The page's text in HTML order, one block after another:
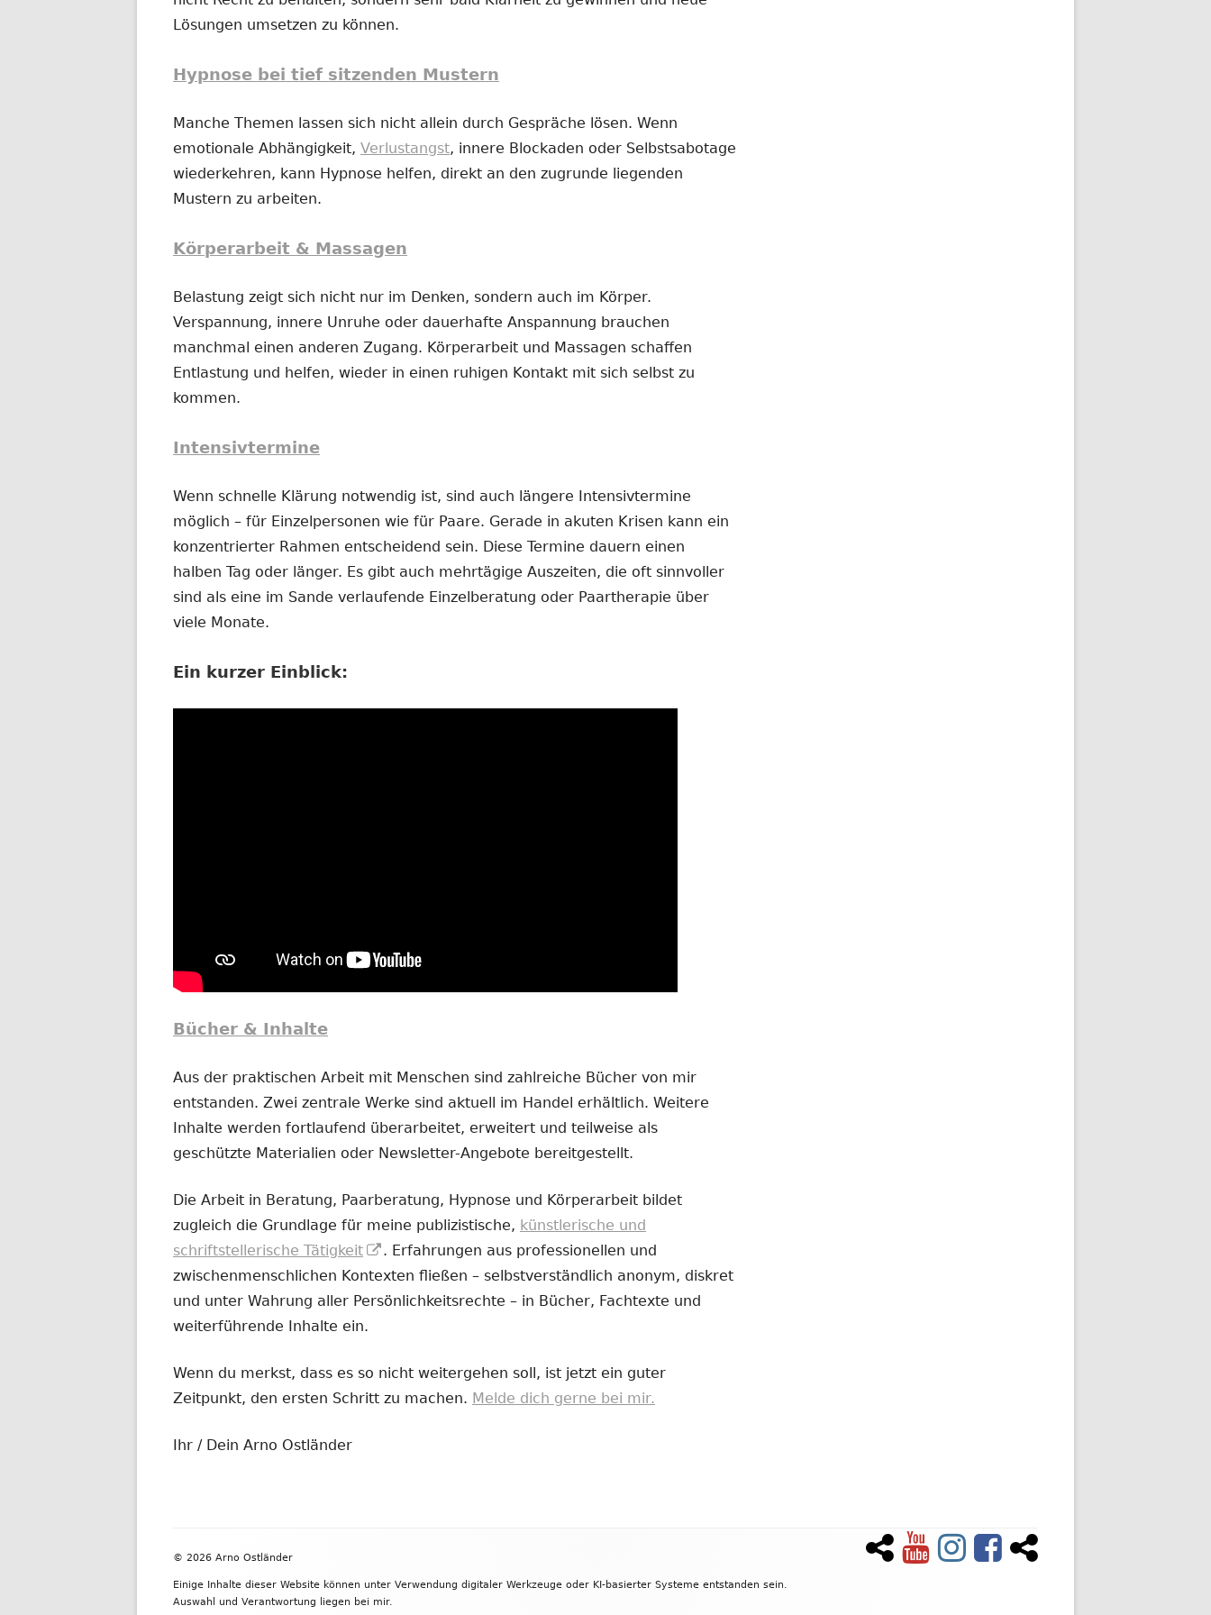
Lösungen umsetzen zu können.
Hypnose bei tief sitzenden Mustern
Manche Themen lassen sich nicht allein durch Gespräche lösen. Wenn
emotionale Abhängigkeit, Verlustangst, innere Blockaden oder Selbstsabotage
wiederkehren, kann Hypnose helfen, direkt an den zugrunde liegenden
Mustern zu arbeiten.
Körperarbeit & Massagen
Belastung zeigt sich nicht nur im Denken, sondern auch im Körper.
Verspannung, innere Unruhe oder dauerhafte Anspannung brauchen
manchmal einen anderen Zugang. Körperarbeit und Massagen schaffen
Entlastung und helfen, wieder in einen ruhigen Kontakt mit sich selbst zu
kommen.
Intensivtermine
Wenn schnelle Klärung notwendig ist, sind auch längere Intensivtermine
möglich – für Einzelpersonen wie für Paare. Gerade in akuten Krisen kann ein
konzentrierter Rahmen entscheidend sein. Diese Termine dauern einen
halben Tag oder länger. Es gibt auch mehrtägige Auszeiten, die oft sinnvoller
sind als eine im Sande verlaufende Einzelberatung oder Paartherapie über
viele Monate.
Ein kurzer Einblick:
Bücher & Inhalte
Aus der praktischen Arbeit mit Menschen sind zahlreiche Bücher von mir
entstanden. Zwei zentrale Werke sind aktuell im Handel erhältlich. Weitere
Inhalte werden fortlaufend überarbeitet, erweitert und teilweise als
geschützte Materialien oder Newsletter-Angebote bereitgestellt.
Die Arbeit in Beratung, Paarberatung, Hypnose und Körperarbeit bildet
zugleich die Grundlage für meine publizistische, künstlerische und
schriftstellerische Tätigkeit
In
neuem
Fenster
. Erfahrungen aus professionellen und
zwischenmenschlichen Kontexten fließen – selbstverständlich anonym, diskret
und unter Wahrung aller Persönlichkeitsrechte – in Bücher, Fachtexte und
weiterführende Inhalte ein.
Wenn du merkst, dass es so nicht weitergehen soll, ist jetzt ein guter
Zeitpunkt, den ersten Schritt zu machen. Melde dich gerne bei mir.
Ihr / Dein Arno Ostländer
Inhalt
© 2026 Arno Ostländer
Einige Inhalte dieser Website können unter Verwendung digitaler Werkzeuge oder KI-basierter Systeme entstanden sein.
Auswahl und Verantwortung liegen bei mir.
NewsletterYouTubeInstagramFacebookTiktok